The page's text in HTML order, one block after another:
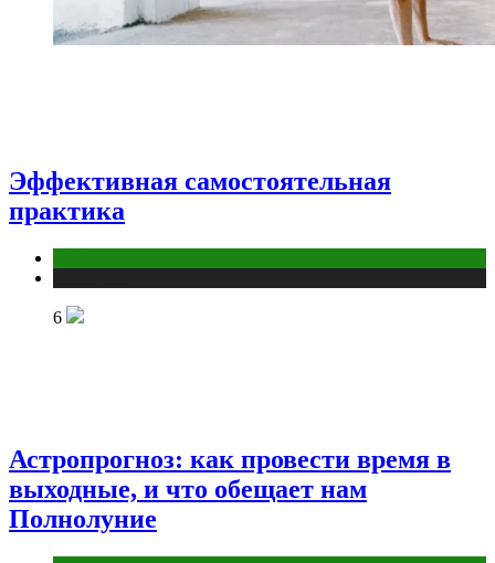
Эффективная самостоятельная
практика
6
Астропрогноз: как провести время в
выходные, и что обещает нам
Полнолуние